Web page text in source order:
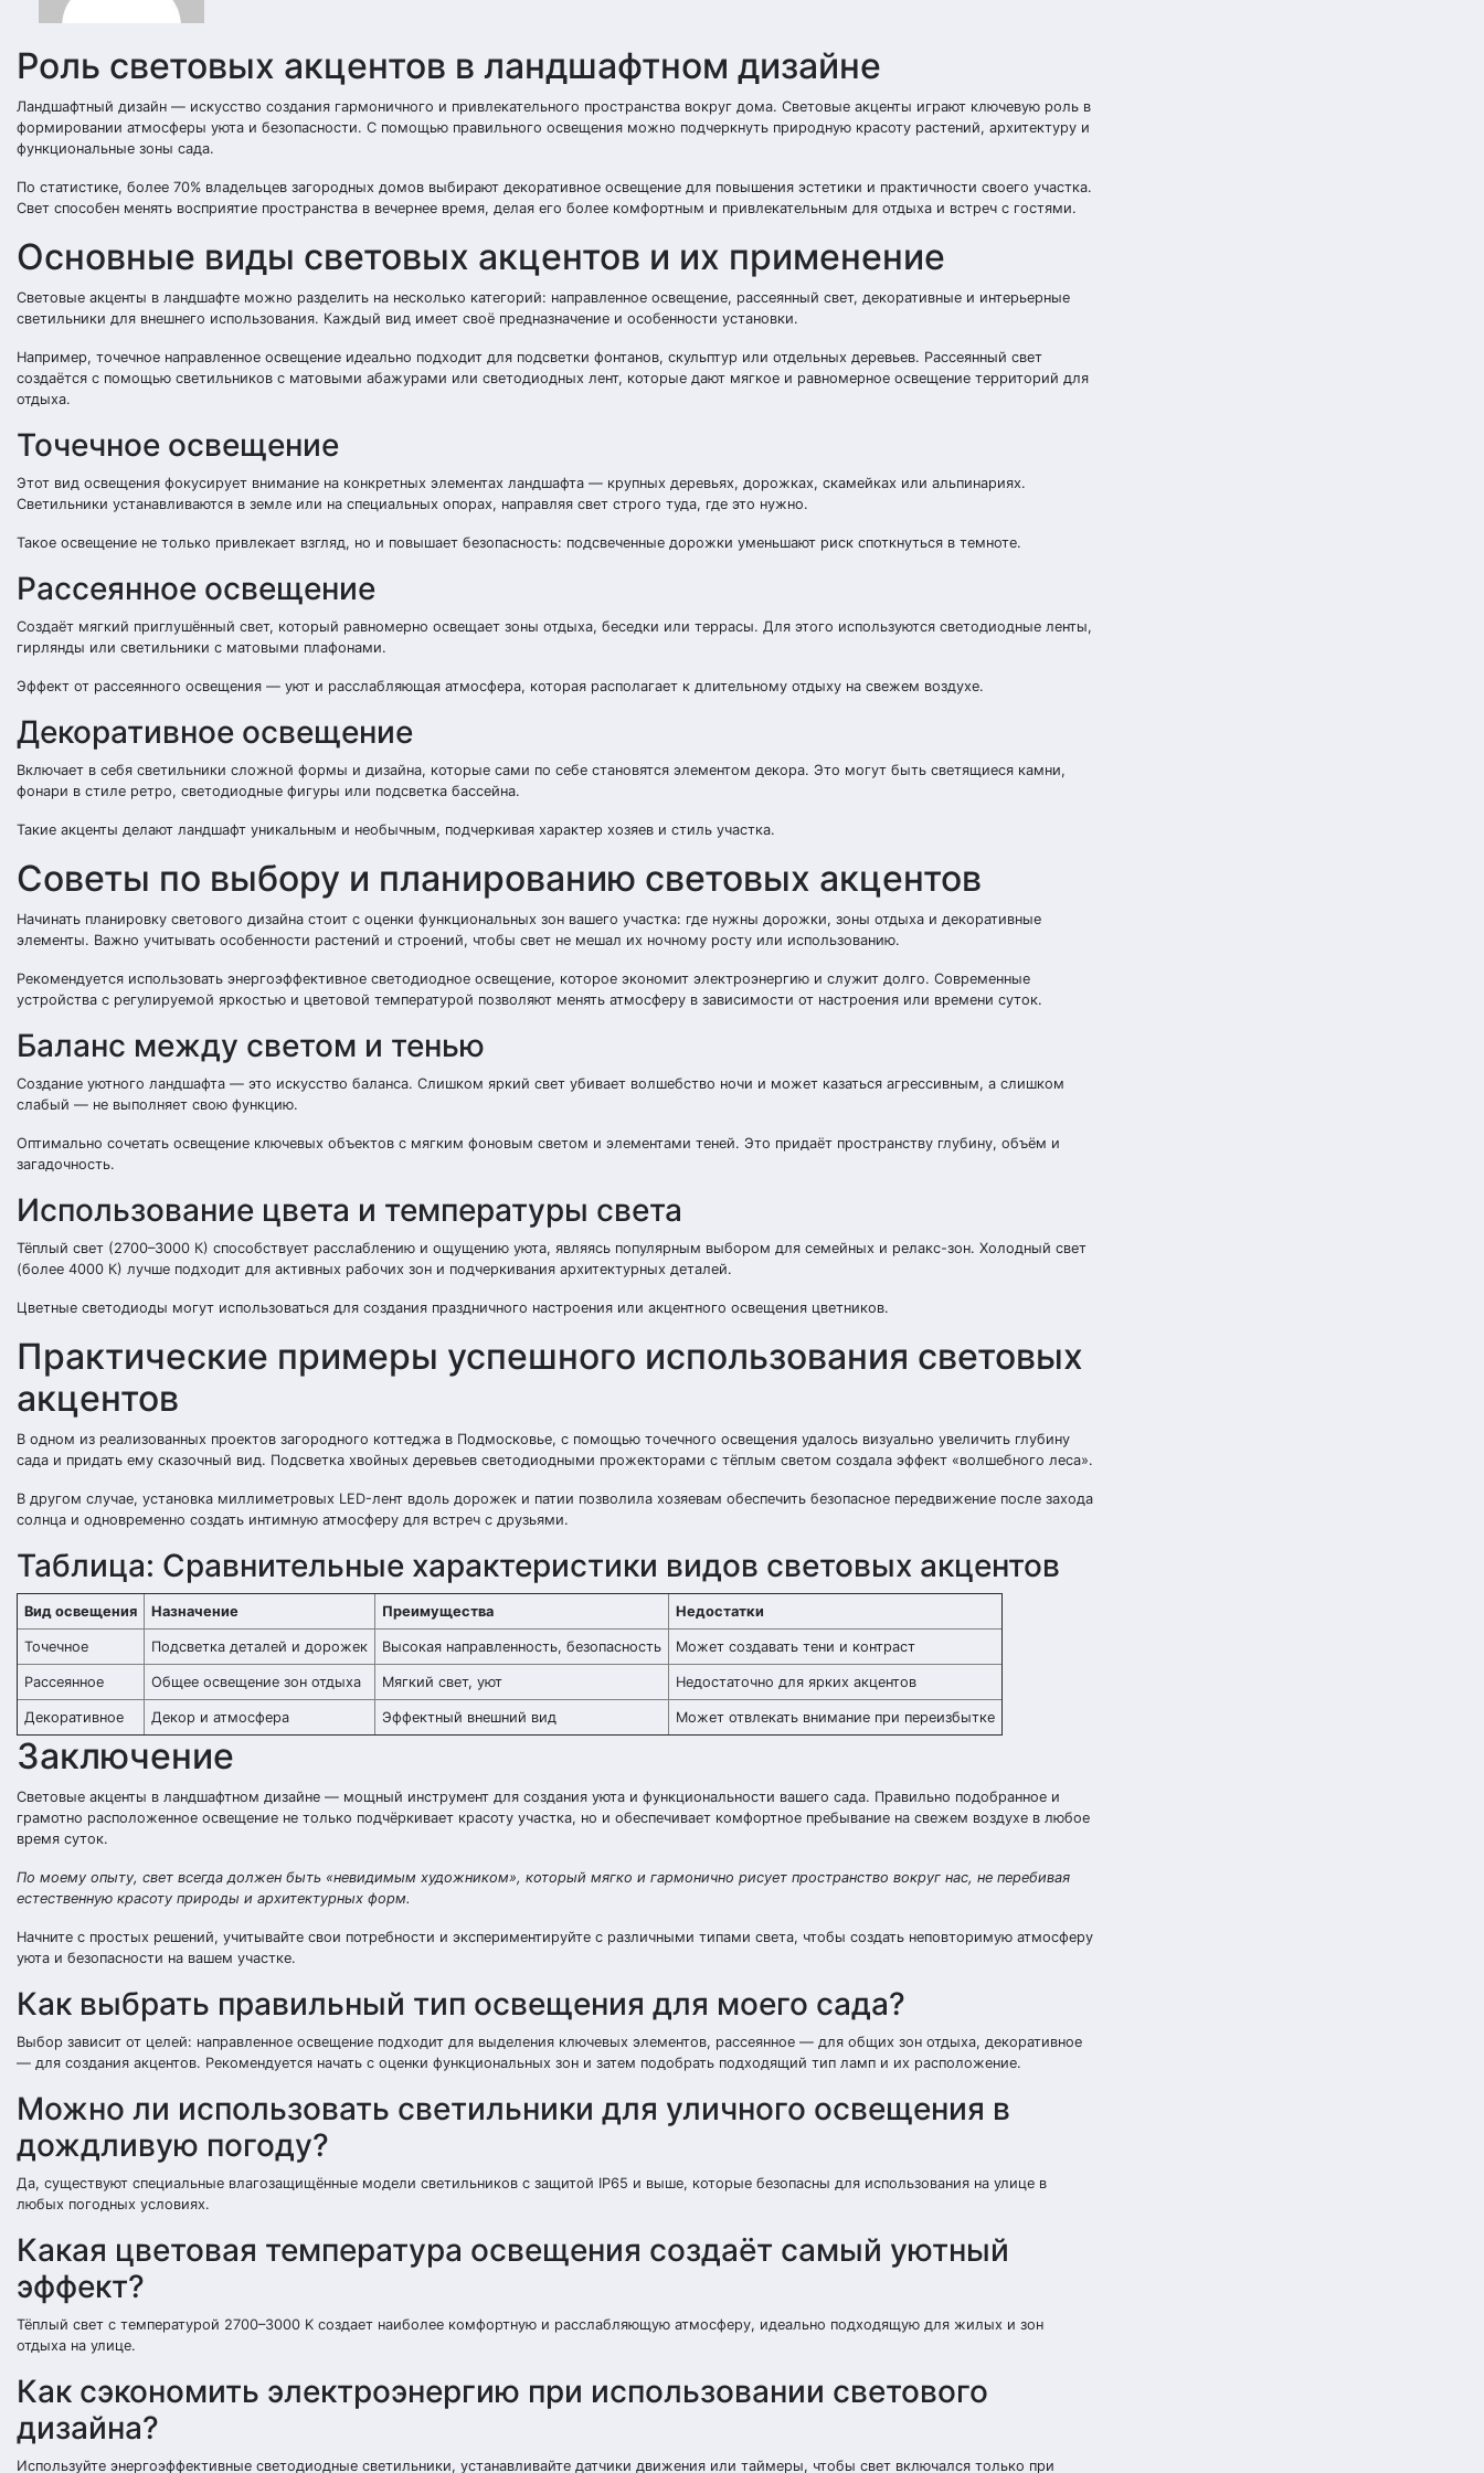
Роль световых акцентов в ландшафтном дизайне
Ландшафтный дизайн — искусство создания гармоничного и привлекательного пространства вокруг дома. Световые акценты играют ключевую роль в
формировании атмосферы уюта и безопасности. С помощью правильного освещения можно подчеркнуть природную красоту растений, архитектуру и
функциональные зоны сада.
По статистике, более 70% владельцев загородных домов выбирают декоративное освещение для повышения эстетики и практичности своего участка.
Свет способен менять восприятие пространства в вечернее время, делая его более комфортным и привлекательным для отдыха и встреч с гостями.
Основные виды световых акцентов и их применение
Световые акценты в ландшафте можно разделить на несколько категорий: направленное освещение, рассеянный свет, декоративные и интерьерные
светильники для внешнего использования. Каждый вид имеет своё предназначение и особенности установки.
Например, точечное направленное освещение идеально подходит для подсветки фонтанов, скульптур или отдельных деревьев. Рассеянный свет
создаётся с помощью светильников с матовыми абажурами или светодиодных лент, которые дают мягкое и равномерное освещение территорий для
отдыха.
Точечное освещение
Этот вид освещения фокусирует внимание на конкретных элементах ландшафта — крупных деревьях, дорожках, скамейках или альпинариях.
Светильники устанавливаются в земле или на специальных опорах, направляя свет строго туда, где это нужно.
Такое освещение не только привлекает взгляд, но и повышает безопасность: подсвеченные дорожки уменьшают риск споткнуться в темноте.
Рассеянное освещение
Создаёт мягкий приглушённый свет, который равномерно освещает зоны отдыха, беседки или террасы. Для этого используются светодиодные ленты,
гирлянды или светильники с матовыми плафонами.
Эффект от рассеянного освещения — уют и расслабляющая атмосфера, которая располагает к длительному отдыху на свежем воздухе.
Декоративное освещение
Включает в себя светильники сложной формы и дизайна, которые сами по себе становятся элементом декора. Это могут быть светящиеся камни,
фонари в стиле ретро, светодиодные фигуры или подсветка бассейна.
Такие акценты делают ландшафт уникальным и необычным, подчеркивая характер хозяев и стиль участка.
Советы по выбору и планированию световых акцентов
Начинать планировку светового дизайна стоит с оценки функциональных зон вашего участка: где нужны дорожки, зоны отдыха и декоративные
элементы. Важно учитывать особенности растений и строений, чтобы свет не мешал их ночному росту или использованию.
Рекомендуется использовать энергоэффективное светодиодное освещение, которое экономит электроэнергию и служит долго. Современные
устройства с регулируемой яркостью и цветовой температурой позволяют менять атмосферу в зависимости от настроения или времени суток.
Баланс между светом и тенью
Создание уютного ландшафта — это искусство баланса. Слишком яркий свет убивает волшебство ночи и может казаться агрессивным, а слишком
слабый — не выполняет свою функцию.
Оптимально сочетать освещение ключевых объектов с мягким фоновым светом и элементами теней. Это придаёт пространству глубину, объём и
загадочность.
Использование цвета и температуры света
Тёплый свет (2700–3000 К) способствует расслаблению и ощущению уюта, являясь популярным выбором для семейных и релакс-зон. Холодный свет
(более 4000 К) лучше подходит для активных рабочих зон и подчеркивания архитектурных деталей.
Цветные светодиоды могут использоваться для создания праздничного настроения или акцентного освещения цветников.
Практические примеры успешного использования световых
акцентов
В одном из реализованных проектов загородного коттеджа в Подмосковье, с помощью точечного освещения удалось визуально увеличить глубину
сада и придать ему сказочный вид. Подсветка хвойных деревьев светодиодными прожекторами с тёплым светом создала эффект «волшебного леса».
В другом случае, установка миллиметровых LED-лент вдоль дорожек и патии позволила хозяевам обеспечить безопасное передвижение после захода
солнца и одновременно создать интимную атмосферу для встреч с друзьями.
Таблица: Сравнительные характеристики видов световых акцентов
Вид освещения Назначение Преимущества Недостатки
Точечное Подсветка деталей и дорожек Высокая направленность, безопасность Может создавать тени и контраст
Рассеянное Общее освещение зон отдыха Мягкий свет, уют Недостаточно для ярких акцентов
Декоративное Декор и атмосфера Эффектный внешний вид Может отвлекать внимание при переизбытке
Заключение
Световые акценты в ландшафтном дизайне — мощный инструмент для создания уюта и функциональности вашего сада. Правильно подобранное и
грамотно расположенное освещение не только подчёркивает красоту участка, но и обеспечивает комфортное пребывание на свежем воздухе в любое
время суток.
По моему опыту, свет всегда должен быть «невидимым художником», который мягко и гармонично рисует пространство вокруг нас, не перебивая
естественную красоту природы и архитектурных форм.
Начните с простых решений, учитывайте свои потребности и экспериментируйте с различными типами света, чтобы создать неповторимую атмосферу
уюта и безопасности на вашем участке.
Как выбрать правильный тип освещения для моего сада?
Выбор зависит от целей: направленное освещение подходит для выделения ключевых элементов, рассеянное — для общих зон отдыха, декоративное
— для создания акцентов. Рекомендуется начать с оценки функциональных зон и затем подобрать подходящий тип ламп и их расположение.
Можно ли использовать светильники для уличного освещения в
дождливую погоду?
Да, существуют специальные влагозащищённые модели светильников с защитой IP65 и выше, которые безопасны для использования на улице в
любых погодных условиях.
Какая цветовая температура освещения создаёт самый уютный
эффект?
Тёплый свет с температурой 2700–3000 K создает наиболее комфортную и расслабляющую атмосферу, идеально подходящую для жилых и зон
отдыха на улице.
Как сэкономить электроэнергию при использовании светового
дизайна?
Используйте энергоэффективные светодиодные светильники, устанавливайте датчики движения или таймеры, чтобы свет включался только при